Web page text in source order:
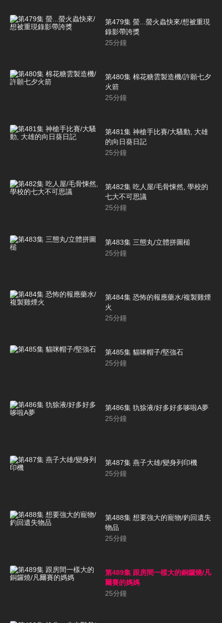
第479集 螢...螢火蟲快來/想被重現
錄影帶誇獎
25分鐘
第480集 棉花糖雲製造機/許願七夕
火箭
25分鐘
第481集 神槍手比賽/大騷動, 大雄
的向日葵日記
25分鐘
第482集 吃人屋/毛骨悚然, 學校的
七大不可思議
25分鐘
第483集 三態丸/立體拼圖槌
25分鐘
第484集 恐怖的報應藥水/複製雞煙
火
25分鐘
第485集 貓咪帽子/堅強石
25分鐘
第486集 犰狳液/好多好多哆啦A夢
25分鐘
第487集 燕子大雄/變身列印機
25分鐘
第488集 想要強大的寵物/釣回遺失
物品
25分鐘
第489集 跟房間一樣大的銅鑼燒/凡
爾賽的媽媽
25分鐘